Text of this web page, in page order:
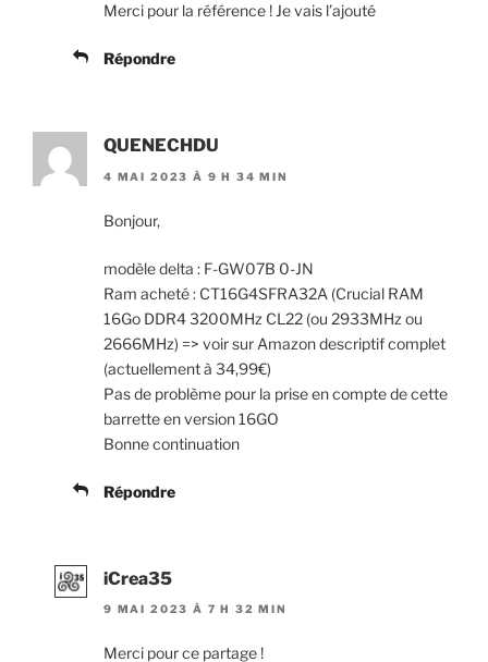
Merci pour la référence ! Je vais l’ajouté
Répondre
QUENECHDU
4 MAI 2023 À 9 H 34 MIN
Bonjour,
modèle delta : F-GW07B 0-JN
Ram acheté : CT16G4SFRA32A (Crucial RAM
16Go DDR4 3200MHz CL22 (ou 2933MHz ou
2666MHz) => voir sur Amazon descriptif complet
(actuellement à 34,99€)
Pas de problème pour la prise en compte de cette
barrette en version 16GO
Bonne continuation
Répondre
iCrea35
9 MAI 2023 À 7 H 32 MIN
Merci pour ce partage !